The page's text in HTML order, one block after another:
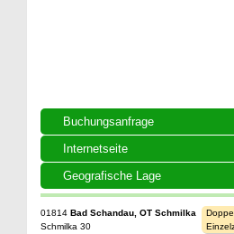
Buchungsanfrage
Internetseite
Geografische Lage
01814 Bad Schandau, OT Schmilka
Schmilka 30